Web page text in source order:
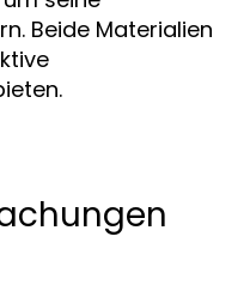
Beide Materialien